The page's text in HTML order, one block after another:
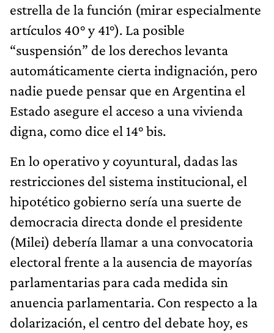
estrella de la función (mirar especialmente
artículos 40° y 41°). La posible
“suspensión” de los derechos levanta
automáticamente cierta indignación, pero
nadie puede pensar que en Argentina el
Estado asegure el acceso a una vivienda
digna, como dice el 14° bis.
En lo operativo y coyuntural, dadas las
restricciones del sistema institucional, el
hipotético gobierno sería una suerte de
democracia directa donde el presidente
(Milei) debería llamar a una convocatoria
electoral frente a la ausencia de mayorías
parlamentarias para cada medida sin
anuencia parlamentaria. Con respecto a la
dolarización, el centro del debate hoy, es